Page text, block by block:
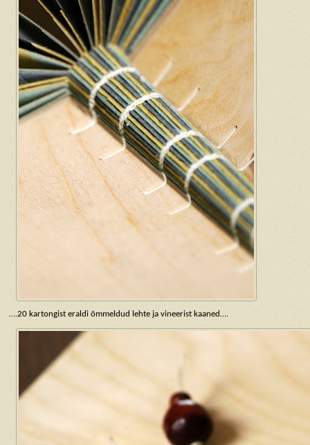
….20 kartongist eraldi õmmeldud lehte ja vineerist kaaned….